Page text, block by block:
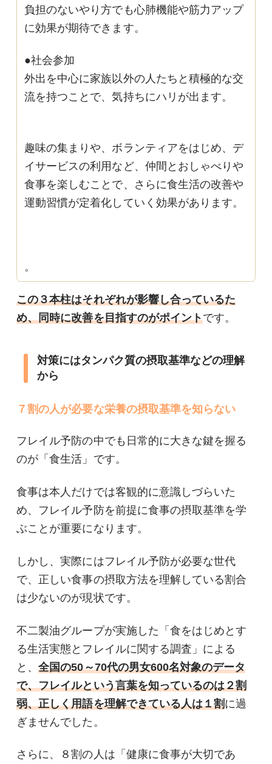
負担のないやり方でも心肺機能や筋力アップ
に効果が期待できます。
●社会参加
外出を中心に家族以外の人たちと積極的な交
流を持つことで、気持ちにハリが出ます。
趣味の集まりや、ボランティアをはじめ、デ
イサービスの利用など、仲間とおしゃべりや
食事を楽しむことで、さらに食生活の改善や
運動習慣が定着化していく効果があります。
。
この３本柱はそれぞれが影響し合っているた
め、同時に改善を目指すのがポイントです。
対策にはタンパク質の摂取基準などの理解
から
７割の人が必要な栄養の摂取基準を知らない
フレイル予防の中でも日常的に大きな鍵を握る
のが「食生活」です。
食事は本人だけでは客観的に意識しづらいた
め、フレイル予防を前提に食事の摂取基準を学
ぶことが重要になります。
しかし、実際にはフレイル予防が必要な世代
で、正しい食事の摂取方法を理解している割合
は少ないのが現状です。
不二製油グループが実施した「食をはじめとす
る生活実態とフレイルに関する調査」による
と、全国の50～70代の男女600名対象のデータ
で、フレイルという言葉を知っているのは２割
弱、正しく用語を理解できている人は１割に過
ぎませんでした。
さらに、８割の人は「健康に食事が大切であ